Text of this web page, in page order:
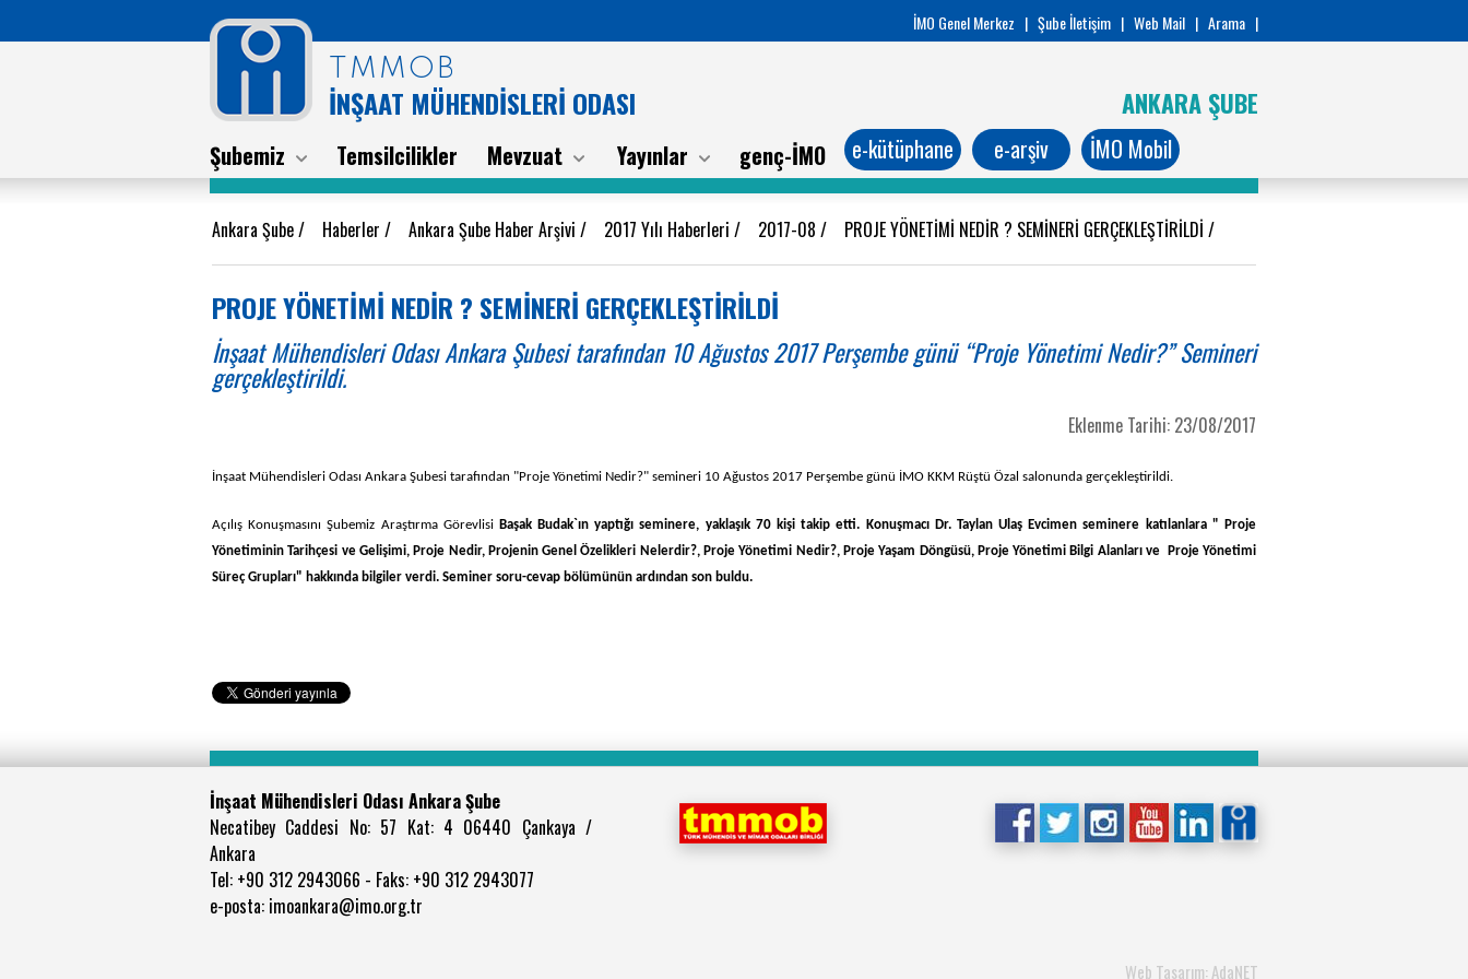
İMO Genel Merkez | Şube İletişim | Web Mail | Arama |
TMMOB
İNŞAAT MÜHENDİSLERİ ODASI ANKARA ŞUBE
Şubemiz Temsilcilikler Mevzuat Yayınlar genç-İMO e-kütüphane e-arşiv İMO Mobil
Ankara Şube/ Haberler / Ankara Şube Haber Arşivi / 2017 Yılı Haberleri / 2017-08 / PROJE YÖNETİMİ NEDİR ? SEMİNERİ GERÇEKLEŞTİRİLDİ /
PROJE YÖNETİMİ NEDİR ? SEMİNERİ GERÇEKLEŞTİRİLDİ
İnşaat Mühendisleri Odası Ankara Şubesi tarafından 10 Ağustos 2017 Perşembe günü “Proje Yönetimi Nedir?” Semineri
gerçekleştirildi.
Eklenme Tarihi: 23/08/2017
İnşaat Mühendisleri Odası Ankara Şubesi tarafından "Proje Yönetimi Nedir?" semineri 10 Ağustos 2017 Perşembe günü İMO KKM Rüştü Özal salonunda gerçekleştirildi.
Açılış Konuşmasını Şubemiz Araştırma Görevlisi Başak Budak`ın yaptığı seminere, yaklaşık 70 kişi takip etti. Konuşmacı Dr. Taylan Ulaş Evcimen seminere katılanlara " Proje
Yönetiminin Tarihçesi ve Gelişimi, Proje Nedir, Projenin Genel Özelikleri Nelerdir?, Proje Yönetimi Nedir?, Proje Yaşam Döngüsü, Proje Yönetimi Bilgi Alanları ve
Proje Yönetimi
Süreç Grupları" hakkında bilgiler verdi. Seminer soru-cevap bölümünün ardından son buldu.
İnşaat Mühendisleri Odası Ankara Şube
Necatibey Caddesi No: 57 Kat: 4 06440 Çankaya /
Ankara
Tel: +90 312 2943066 - Faks: +90 312 2943077
e-posta: imoankara@imo.org.tr
Web Tasarım: AdaNET